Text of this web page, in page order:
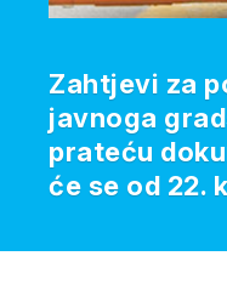
Zahtjevi za
javnoga
prateću
će se od 22.